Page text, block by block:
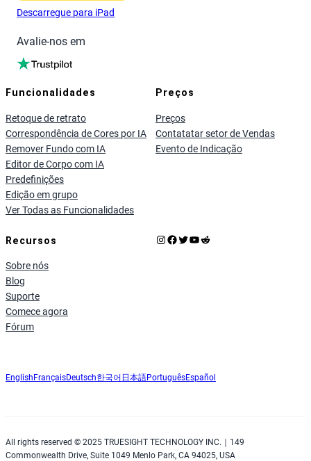
Descarregue para iPad
Avalie-nos em
Funcionalidades
Retoque de retrato
Correspondência de Cores por IA
Remover Fundo com IA
Editor de Corpo com IA
Predefinições
Edição em grupo
Ver Todas as Funcionalidades
Preços
Preços
Contatatar setor de Vendas
Evento de Indicação
Recursos
Sobre nós
Blog
Suporte
Comece agora
Fórum
Instagram
Facebook
X YouTube
Reddit
English FrançaisDeutsch한국어 日本語PortuguêsEspañol
All rights reserved © 2025 TRUESIGHT TECHNOLOGY INC.｜149
Commonwealth Drive, Suite 1049 Menlo Park, CA 94025, USA